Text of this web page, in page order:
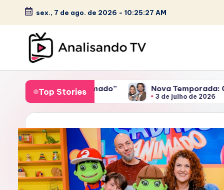
Skip
content
sex., 7 de ago. de 2026 - 10:25:28 AM
A
N
A
L
I
S
Top Stories
Animado” Nova Temporada: Canta Comigo
3 de julho de 2026